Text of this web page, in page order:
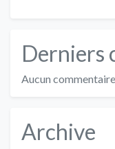
Derniers
Aucun
Archive